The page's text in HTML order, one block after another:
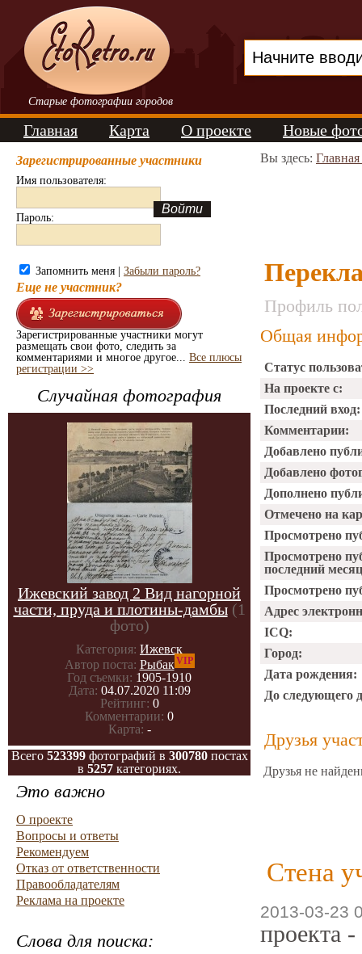
Старые фотографии городов
Главная Карта О проекте Новые
Зарегистрированные участники
Имя пользователя:
Пароль:
Запомнить меня | Забыли пароль?
Еще не участник?
Зарегистрированные участники могут
размещать свои фото, следить за
комментариями и многое другое... Все плюсы
регистрации >>
Случайная фотография
Ижевский завод 2 Вид нагорной
части, пруда и плотины-дамбы (1
фото)
Категория: Ижевск
Автор поста: РыбакVIP
Год съемки: 1905-1910
Дата: 04.07.2020 11:09
Рейтинг: 0
Комментарии: 0
Карта: -
Всего 523399фотографий в 300780постах
в 5257 категориях.
Это важно
О проекте
Вопросы и ответы
Рекомендуем
Отказ от ответственности
Правообладателям
Реклама на проекте
Слова для поиска:
Вы здесь:
Профиль
Общая
Статус
На проекте с:
Последний вход:
Комментарии:
Добавлено
Добавлено
Дополнено
Отмечено на
Просмотрено
Просмотрено
последний
Просмотрено
Адрес
ICQ:
Город:
Дата рождения:
До следующего
Друзья
Друзья не
Стена
2013-03-23
проекта